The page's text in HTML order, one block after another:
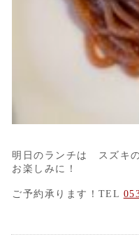
明日のランチは スズ
お楽しみに！
ご予約承ります！TEL